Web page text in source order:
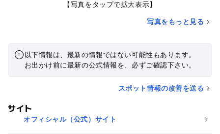
【写真をタップで拡大表示】
写真をもっと見る
以下情報は、最新の情報ではない可能性もあります。
お出かけ前に最新の公式情報を、必ずご確認下さい。
スポット情報の改善を送る
サイト
オフィシャル（公式）サイト